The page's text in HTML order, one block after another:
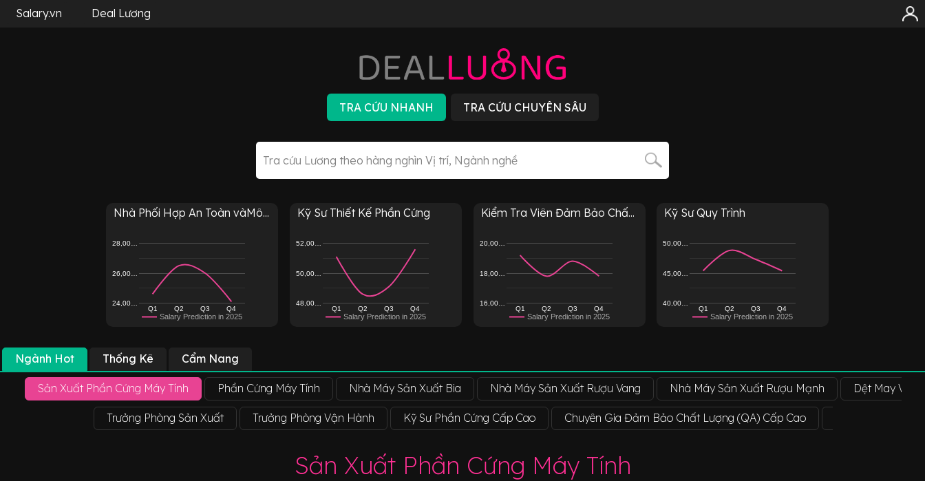
Salary.vn Deal Lương
Nhà Phối Hợp An Toàn vàMô...
Salary Prediction in 2025
Q1 Q2 Q3 Q4
24,00…
26,00…
28,00…
Kỹ Sư Thiết Kế Phần Cứng
Salary Prediction in 2025
Q1 Q2 Q3 Q4
48,00…
50,00…
52,00…
Kiểm Tra Viên Đảm Bảo Chấ...
Salary Prediction in 2025
Q1 Q2 Q3 Q4
16,00…
18,00…
20,00…
Kỹ Sư Quy Trình
Salary Prediction in 2025
Q1 Q2 Q3 Q4
40,00…
45,00…
50,00…
Ngành Hot Thống Kê Cẩm Nang
Sản Xuất Phần Cứng Máy Tính Phần Cứng Máy Tính Nhà Máy Sản Xuất Bia Nhà Máy Sản Xuất Rượu Vang Nhà Máy Sản Xuất Rượu Mạnh Dệt May Và
Trưởng Phòng Sản Xuất Trưởng Phòng Vận Hành Kỹ Sư Phần Cứng Cấp Cao Chuyên Gia Đảm Bảo Chất Lượng (QA) Cấp Cao
Sản Xuất Phần Cứng Máy Tính